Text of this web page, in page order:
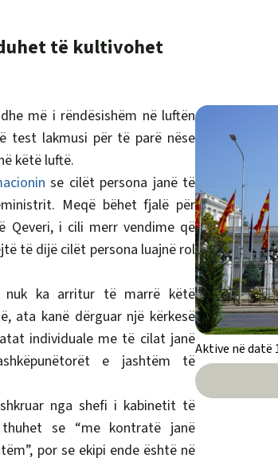
të kultivohet
më i rëndësishëm në luftën
test lakmusi për të parë nëse
këtë luftë.
se cilët persona janë të
Meqë bëhet fjalë për
Qeveri, i cili merr vendime që
të dijë cilët persona luajnë rol
ka arritur të marrë këtë
ata kanë dërguar një kërkesë
individuale me të cilat janë
e jashtëm të
nga shefi i kabinetit të
se “me kontratë janë
por se ekipi ende është në
Aktive në datë